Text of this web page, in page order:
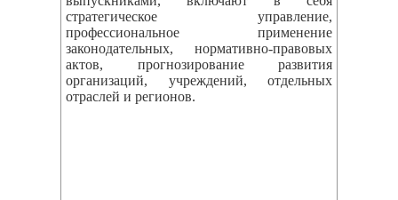
стратегическое управление,
профессиональное применение
законодательных, нормативно-правовых
актов, прогнозирование развития
организаций, учреждений, отдельных
отраслей и регионов.